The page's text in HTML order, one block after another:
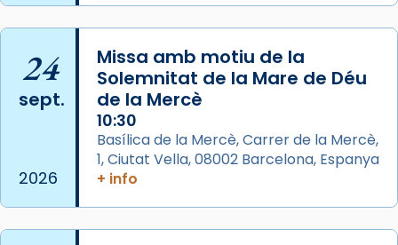
Arquebisbat de Barcelona
Memòria de les santes Juliana i
Semproniana, verges i màrtirs.
Acompanyant la història de sant Cugat, a
partir de l’Edat Mitjana sorgeix la tradició
que les santes Juliana (“relatiu a Júlia”) i
24
sept.
2026
Missa amb motiu de la
Solemnitat de la Mare de Déu
de la Mercè
10:30
Basílica de la Mercè, Carrer de la Mercè,
1, Ciutat Vella, 08002 Barcelona, Espanya
+ info